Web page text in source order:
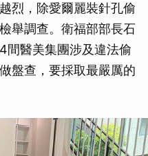
烈，除愛爾麗裝針孔偷
舉調查。衛福部部長石
間醫美集團涉及違法偷
盤查，要採取最嚴厲的